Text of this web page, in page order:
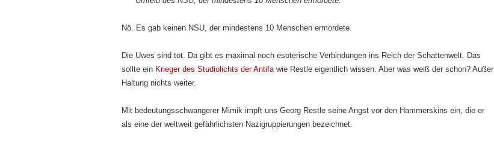
Nö. Es gab keinen NSU, der mindestens 10 Menschen ermordete.
Die Uwes sind tot. Da gibt es maximal noch esoterische Verbindungen ins Reich der Schattenwelt. Das
sollte ein Krieger des Studiolichts der Antifa wie Restle eigentlich wissen. Aber was weiß der schon? Außer
Haltung nichts weiter.
Mit bedeutungsschwangerer Mimik impft uns Georg Restle seine Angst vor den Hammerskins ein, die er
als eine der weltweit gefährlichsten Nazigruppierungen bezeichnet.